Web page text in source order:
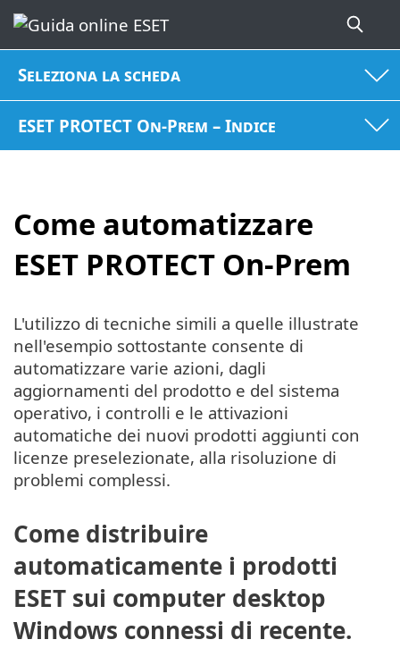
Seleziona la scheda
ESET PROTECT On-Prem – Indice
Come automatizzare
ESET PROTECT On-Prem
L'utilizzo di tecniche simili a quelle illustrate
nell'esempio sottostante consente di
automatizzare varie azioni, dagli
aggiornamenti del prodotto e del sistema
operativo, i controlli e le attivazioni
automatiche dei nuovi prodotti aggiunti con
licenze preselezionate, alla risoluzione di
problemi complessi.
Come distribuire
automaticamente i prodotti
ESET sui computer desktop
Windows connessi di recente.